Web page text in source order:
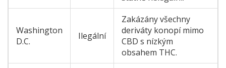
Washington
D.C.
Ilegální
Zakázány všechny
deriváty konopí mimo
CBD s nízkým
obsahem THC.